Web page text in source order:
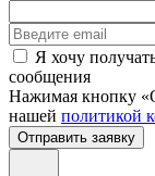
Я хочу
сообщения
Нажимая кнопку
нашей политикой
Отправить заявку